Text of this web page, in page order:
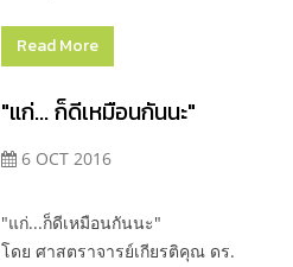
Read More
"แก่... ก็ดีเหมือนกันนะ"
6 OCT 2016
"แก่...ก็ดีเหมือนกันนะ"
โดย ศาสตราจารย์เกียรติคุณ ดร.